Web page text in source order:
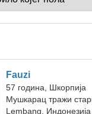
Fauzi
57 година, Шкорпија
Мушкарац тражи
Lembang, Индонезија